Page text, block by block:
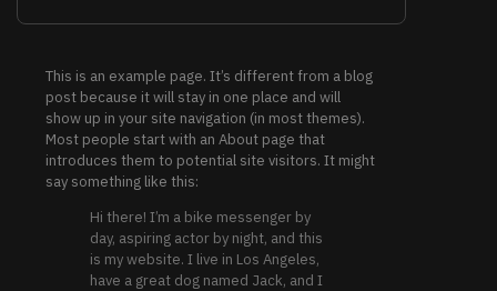
This is an example page. It’s different from a blog
post because it will stay in one place and will
show up in your site navigation (in most themes).
Most people start with an About page that
introduces them to potential site visitors. It might
say something like this:
Hi there! I’m a bike messenger by
day, aspiring actor by night, and this
is my website. I live in Los Angeles,
have a great dog named Jack, and I